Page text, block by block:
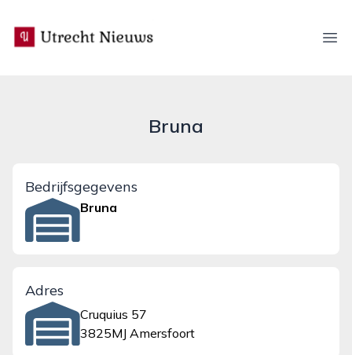
utrecht-nieuws.nl
Bruna
Bedrijfsgegevens
Bruna
Adres
Cruquius 57
3825MJ Amersfoort